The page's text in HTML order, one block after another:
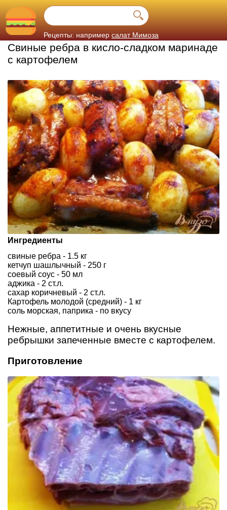
Рецепты: например салат Мимоза
Свиные ребра в кисло-сладком маринаде
с картофелем
Ингредиенты
свиные ребра - 1.5 кг
кетчуп шашлычный - 250 г
соевый соус - 50 мл
аджика - 2 ст.л.
сахар коричневый - 2 ст.л.
Картофель молодой (средний) - 1 кг
соль морская, паприка - по вкусу
Нежные, аппетитные и очень вкусные
ребрышки запеченные вместе с картофелем.
Приготовление